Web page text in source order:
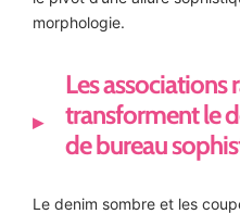
morphologie.
Les associations
transforment le
de bureau
Le denim sombre et les